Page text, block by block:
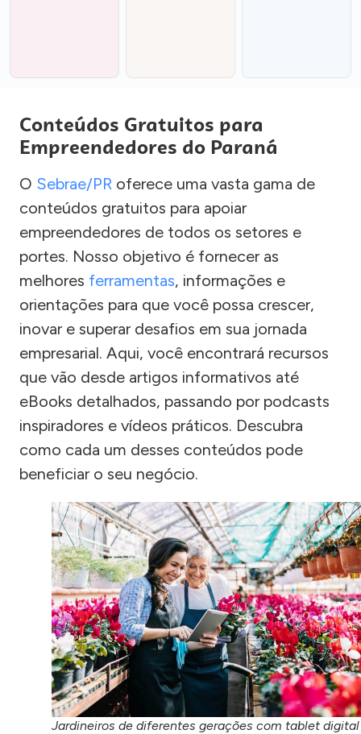
Conteúdos Gratuitos para
Empreendedores do Paraná
O Sebrae/PR oferece uma vasta gama de
conteúdos gratuitos para apoiar
empreendedores de todos os setores e
portes. Nosso objetivo é fornecer as
melhores ferramentas, informações e
orientações para que você possa crescer,
inovar e superar desafios em sua jornada
empresarial. Aqui, você encontrará recursos
que vão desde artigos informativos até
eBooks detalhados, passando por podcasts
inspiradores e vídeos práticos. Descubra
como cada um desses conteúdos pode
beneficiar o seu negócio.
Jardineiros de diferentes gerações com tablet digital